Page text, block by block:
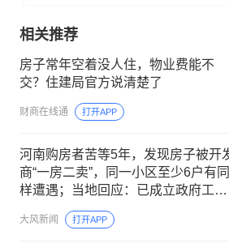
相关推荐
房子常年空着没人住，物业费能不
交？住建局官方说清楚了
财商在线通 打开APP
河南购房者苦等5年，发现房子被开
商“一房二卖”，同一小区至少6户有同
样遭遇；当地回应：已成立政府工作
大风新闻 打开APP